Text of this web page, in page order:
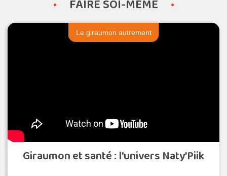
FAIRE SOI-MÊME
Le giraumon autrement
Giraumon et santé : l'univers Naty’Piik